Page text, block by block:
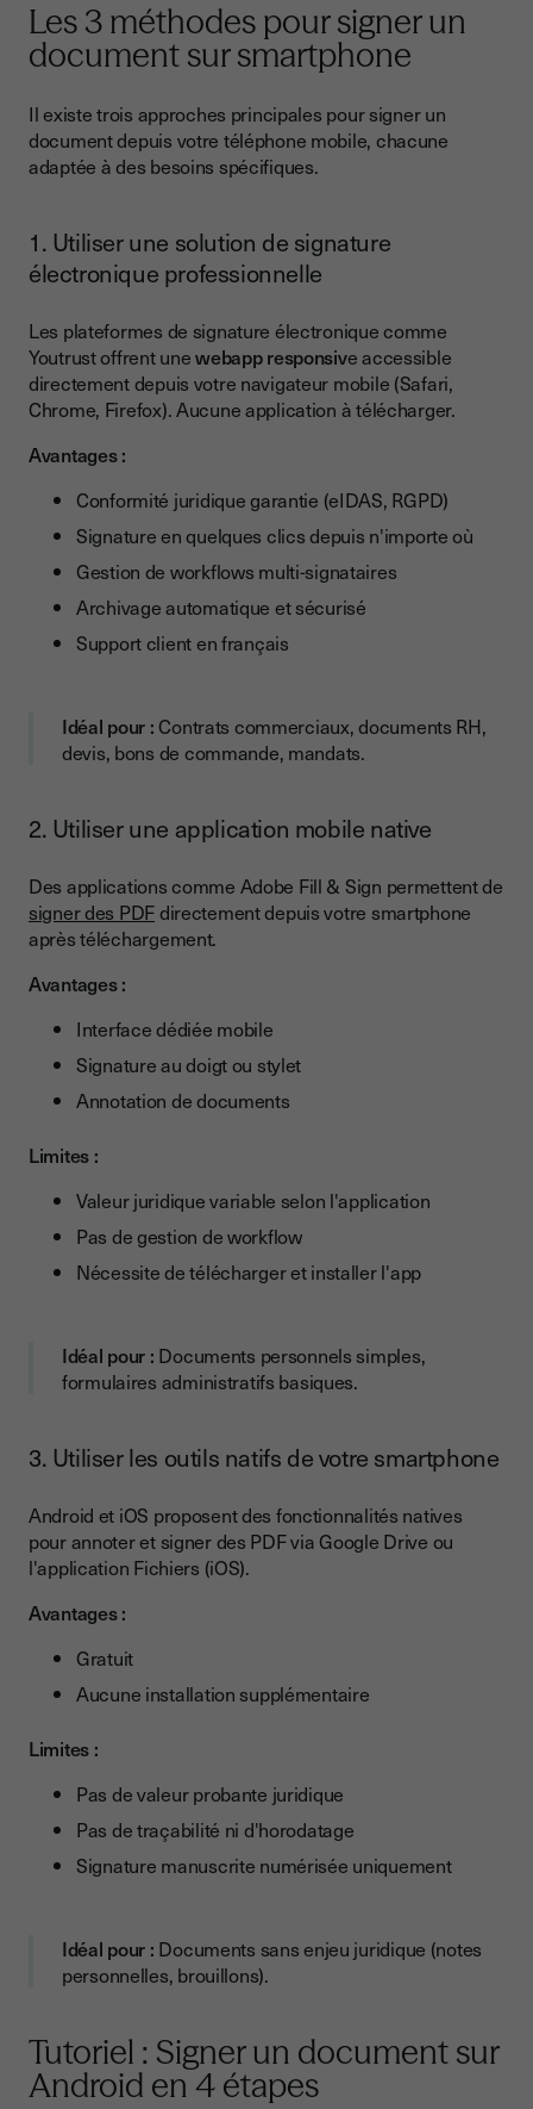
Signer un document Word sur mobile
Signer un document Excel sur téléphone
Signature mobile et mobilité internationale
Les chiffres clés de la signature mobile en 2025
Conclusion
Les 3 méthodes pour signer un
document sur smartphone
Il existe trois approches principales pour signer un
document depuis votre téléphone mobile, chacune
adaptée à des besoins spécifiques.
1. Utiliser une solution de signature
électronique professionnelle
Les plateformes de signature électronique comme
Youtrust offrent unewebapp responsive accessible
directement depuis votre navigateur mobile (Safari,
Chrome, Firefox). Aucune application à télécharger.
Avantages :
Conformité juridique garantie (eIDAS, RGPD)
Signature en quelques clics depuis n'importe où
Gestion de workflows multi-signataires
Archivage automatique et sécurisé
Support client en français
Idéal pour : Contrats commerciaux, documents RH,
devis, bons de commande, mandats.
2. Utiliser une application mobile native
Des applications comme Adobe Fill & Sign permettent de
signer des PDFdirectement depuis votre smartphone
après téléchargement.
Avantages :
Interface dédiée mobile
Signature au doigt ou stylet
Annotation de documents
Limites :
Valeur juridique variable selon l'application
Pas de gestion de workflow
Nécessite de télécharger et installer l'app
Idéal pour : Documents personnels simples,
formulaires administratifs basiques.
3. Utiliser les outils natifs de votre smartphone
Android et iOS proposent des fonctionnalités natives
pour annoter et signer des PDF via Google Drive ou
l'application Fichiers (iOS).
Avantages :
Gratuit
Aucune installation supplémentaire
Limites :
Pas de valeur probante juridique
Pas de traçabilité ni d'horodatage
Signature manuscrite numérisée uniquement
Idéal pour : Documents sans enjeu juridique (notes
personnelles, brouillons).
Tutoriel : Signer un document sur
Android en 4 étapes